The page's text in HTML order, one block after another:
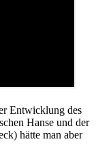
Entwicklung des
Hanse und der
hätte man aber